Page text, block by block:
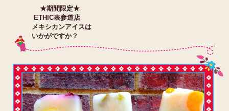
★期間限定★
ETHIC表参道店
メキシカンアイスは
いかがですか？